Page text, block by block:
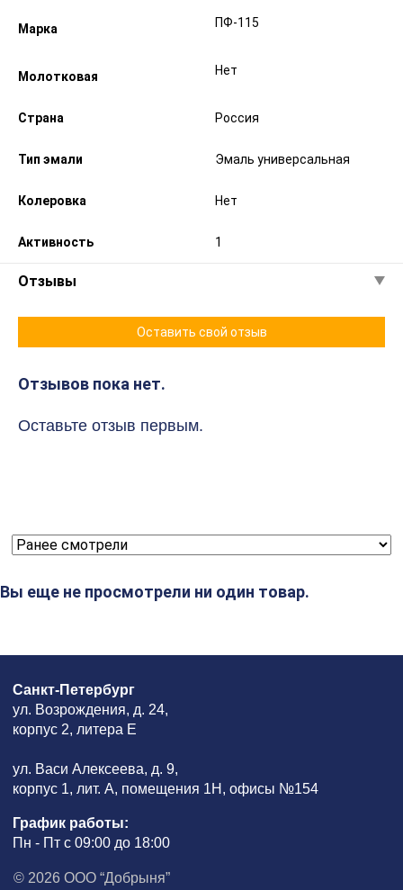
Марка ПФ-115
Молотковая Нет
Страна Россия
Тип эмали Эмаль универсальная
Колеровка Нет
Активность 1
Отзывы
Оставить свой отзыв
Отзывов пока нет.
Оставьте отзыв первым.
Вы еще не просмотрели ни один товар.
Санкт-Петербург
ул. Возрождения, д. 24,
корпус 2, литера Е
ул. Васи Алексеева, д. 9,
корпус 1, лит. А, помещения 1H, офисы №154
График работы:
Пн - Пт с 09:00 до 18:00
© 2026 ООО “Добрыня”